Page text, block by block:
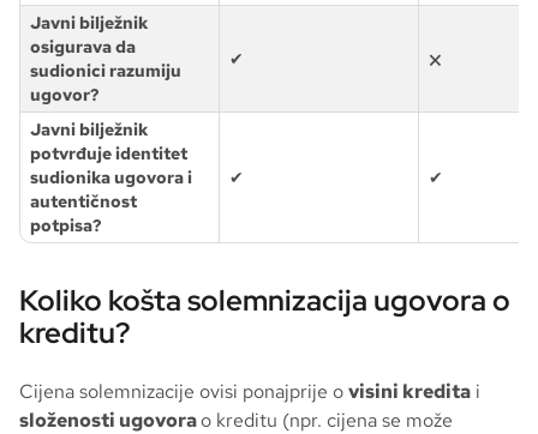
Javni bilježnik
osigurava da
sudionici razumiju
ugovor?
✔ 🗙
Javni bilježnik
potvrđuje identitet
sudionika ugovora i
autentičnost
potpisa?
✔ ✔
Koliko košta solemnizacija ugovora o
kreditu?
Cijena solemnizacije ovisi ponajprije ovisini kredita i
složenosti ugovorao kreditu (npr. cijena se može